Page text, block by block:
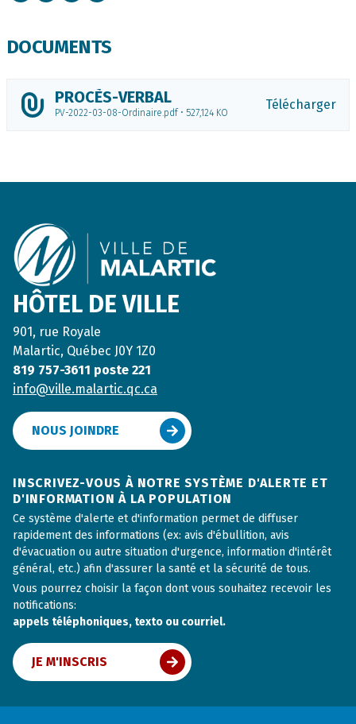
DOCUMENTS
PROCÈS-VERBAL
PV-2022-03-08-Ordinaire.pdf • 527,124 KO
Télécharger
HÔTEL DE VILLE
901, rue Royale
Malartic, Québec J0Y 1Z0
819 757-3611 poste 221
info@ville.malartic.qc.ca
NOUS JOINDRE
INSCRIVEZ-VOUS À NOTRE SYSTÈME D'ALERTE ET
D'INFORMATION À LA POPULATION
Ce système d'alerte et d'information permet de diffuser
rapidement des informations (ex: avis d'ébullition, avis
d'évacuation ou autre situation d'urgence, information d'intérêt
général, etc.) afin d'assurer la santé et la sécurité de tous.
Vous pourrez choisir la façon dont vous souhaitez recevoir les
notifications:
appels téléphoniques, texto ou courriel.
JE M'INSCRIS